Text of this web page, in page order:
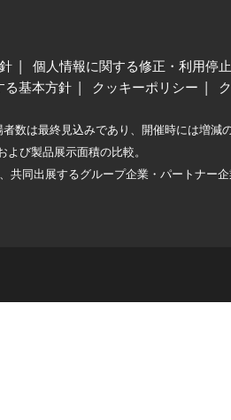
個人情報に関する修正・利用停
る基本方針
クッキーポリシー
数は最終見込みであり、開催時には増減
び製品展示面積の比較。
共同出展するグループ企業・パートナー企